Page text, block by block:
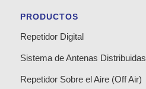
PRODUCTOS
Repetidor Digital
Sistema de Antenas Distribuidas
Repetidor Sobre el Aire (Off Air)